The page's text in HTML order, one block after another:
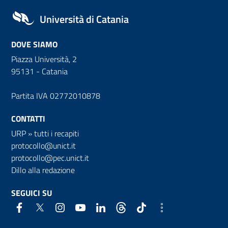
Università di Catania
DOVE SIAMO
Piazza Università, 2
95131 - Catania
Partita IVA 02772010878
CONTATTI
URP »tutti i recapiti
protocollo@unict.it
protocollo@pec.unict.it
Dillo alla redazione
SEGUICI SU